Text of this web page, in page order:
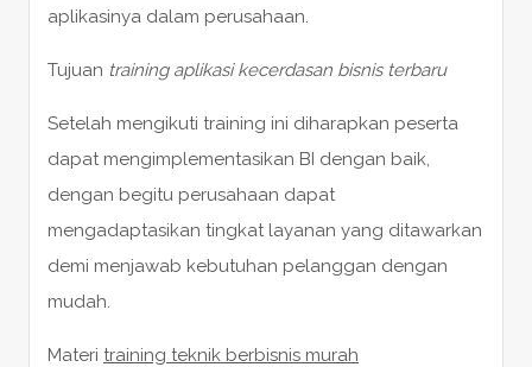
aplikasinya dalam perusahaan.
Tujuan training aplikasi kecerdasan bisnis terbaru
Setelah mengikuti training ini diharapkan peserta
dapat mengimplementasikan BI dengan baik,
dengan begitu perusahaan dapat
mengadaptasikan tingkat layanan yang ditawarkan
demi menjawab kebutuhan pelanggan dengan
mudah.
Materi training teknik berbisnis murah